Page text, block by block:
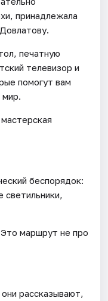
принадлежала
печатную
телевизор и
помогут вам
мир.
беспорядок:
светильники,
Это маршрут не про
рассказывают,